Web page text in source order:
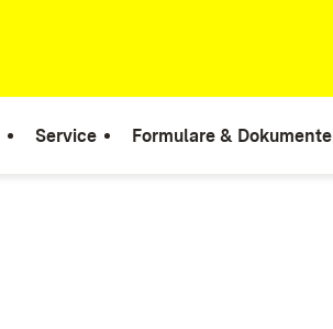
Service Formulare & Dokumente